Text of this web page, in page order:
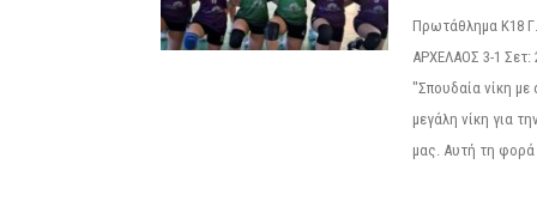
Πρωτάθλημα Κ18
ΑΡΧΕΛΑΟΣ 3-1 Σετ:
"Σπουδαία νίκη
μεγάλη νίκη για
μας. Αυτή τη φορά